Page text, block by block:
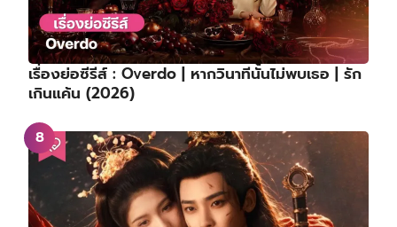
เรื่องย่อซีรีส์ : Overdo | หากวินาทีนั้นไม่พบเธอ | รัก
เกินแค้น (2026)